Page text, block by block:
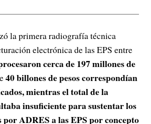
la primera radiografía técnica
electrónica de las EPS entre
cerca de 197 millones de
40 billones de pesos correspondían
mientras el total de la
insuficiente para sustentar los
ADRES a las EPS por concepto